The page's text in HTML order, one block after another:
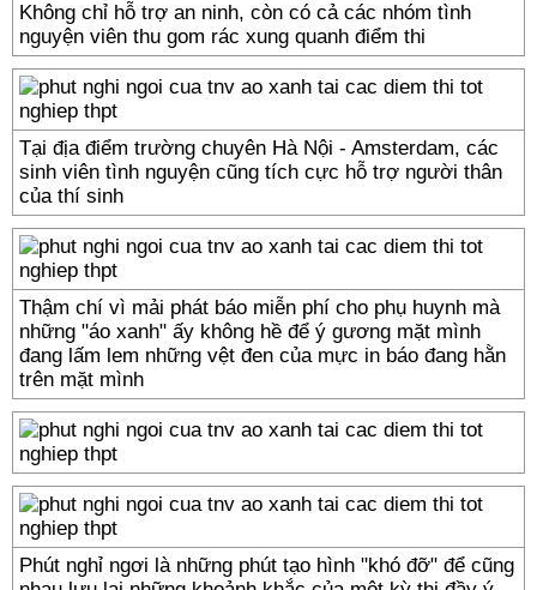
Không chỉ hỗ trợ an ninh, còn có cả các nhóm tình
nguyện viên thu gom rác xung quanh điểm thi
Tại địa điểm trường chuyên Hà Nội - Amsterdam, các
sinh viên tình nguyện cũng tích cực hỗ trợ người thân
của thí sinh
Thậm chí vì mải phát báo miễn phí cho phụ huynh mà
những "áo xanh" ấy không hề để ý gương mặt mình
đang lấm lem những vệt đen của mực in báo đang hằn
trên mặt mình
Phút nghỉ ngơi là những phút tạo hình "khó đỡ" để cũng